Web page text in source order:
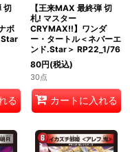
切
ボ
る
【王来MAX 最終弾 切
札! マスター
CRYMAX!!】ワンダ
ー・タートル＜ネバーエ
ンド.Star＞ RP22_1/76
80円(税込)
30点
カートに入れる